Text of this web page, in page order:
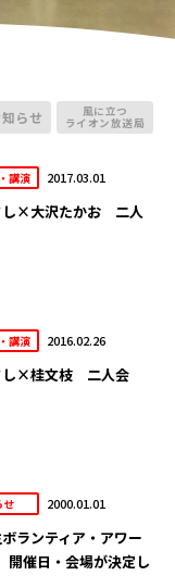
らせ 風に立つ
ライオン放送局
講演 2017.03.01
し×大沢たかお 二人
講演 2016.02.26
し×桂文枝 二人会
せ 2000.01.01
ボランティア・アワー
開催日・会場が決定し